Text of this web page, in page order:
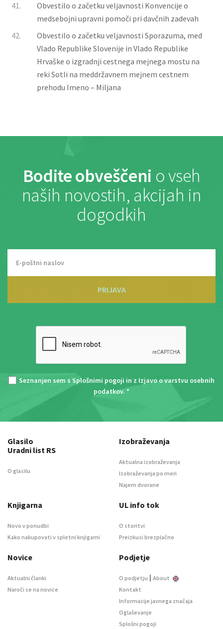
41.
Obvestilo o začetku veljavnosti Konvencije o
medsebojni upravni pomoči pri davčnih zadevah
42.
Obvestilo o začetku veljavnosti Sporazuma, med
Vlado Republike Slovenije in Vlado Republike
Hrvaške o izgradnji cestnega mejnega mostu na
reki Sotli na meddržavnem mejnem cestnem
prehodu Imeno – Miljana
Bodite obveščeni o vseh
naših novostih, akcijah in
dogodkih
PRIJAVA
Seznanjen sem s Splošnimi pogoji in z Izjavo o varstvu osebnih
podatkov. *
Glasilo
Uradni list RS
O glasilu
Izobraževanja
Aktualna izobraževanja
Izobraževanja po meri
Najem dvorane
Knjigarna
Novo v ponudbi
Kako nakupovati v spletni knjigarni
UL info tok
O storitvi
Preizkusi brezplačno
Novice
Aktualni članki
Naroči se na novice
Podjetje
O podjetju | About
Kontakt
Informacije javnega značaja
Oglaševanje
Splošni pogoji